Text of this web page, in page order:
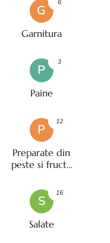
G
Garnitura
6
P
Paine
3
P
Preparate din
peste si fructe
12
S
Salate
16